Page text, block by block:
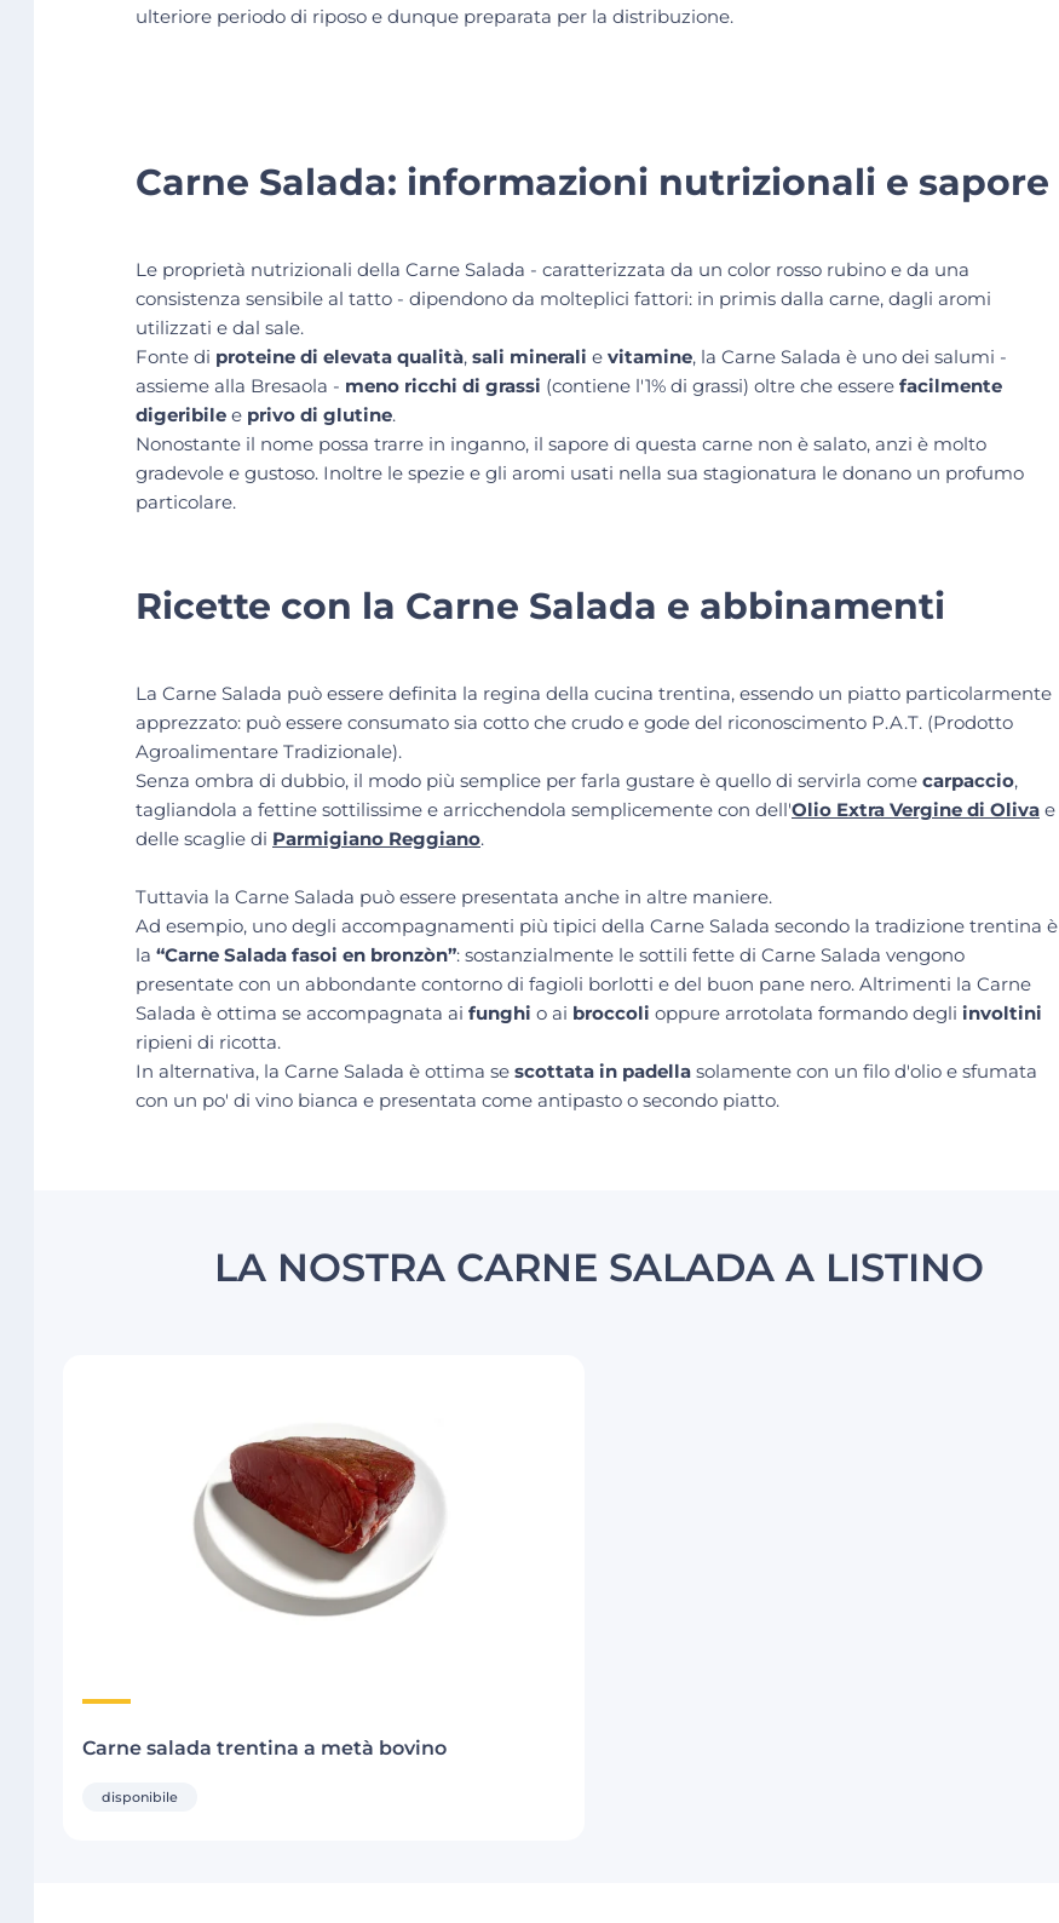
ulteriore periodo di riposo e dunque preparata per la distribuzione.
Carne Salada: informazioni nutrizionali e sapore
Le proprietà nutrizionali della Carne Salada - caratterizzata da un color rosso rubino e da una
consistenza sensibile al tatto - dipendono da molteplici fattori: in primis dalla carne, dagli aromi
utilizzati e dal sale.
Fonte di proteine di elevata qualità, sali minerali e vitamine, la Carne Salada è uno dei salumi -
assieme alla Bresaola - meno ricchi di grassi (contiene l'1% di grassi) oltre che essere facilmente
digeribile e privo di glutine.
Nonostante il nome possa trarre in inganno, il sapore di questa carne non è salato, anzi è molto
gradevole e gustoso. Inoltre le spezie e gli aromi usati nella sua stagionatura le donano un profumo
particolare.
Ricette con la Carne Salada e abbinamenti
La Carne Salada può essere definita la regina della cucina trentina, essendo un piatto particolarmente
apprezzato: può essere consumato sia cotto che crudo e gode del riconoscimento P.A.T. (Prodotto
Agroalimentare Tradizionale).
Senza ombra di dubbio, il modo più semplice per farla gustare è quello di servirla come carpaccio,
tagliandola a fettine sottilissime e arricchendola semplicemente con dell'Olio Extra Vergine di Oliva e
delle scaglie di Parmigiano Reggiano.
Tuttavia la Carne Salada può essere presentata anche in altre maniere.
Ad esempio, uno degli accompagnamenti più tipici della Carne Salada secondo la tradizione trentina è
la “Carne Salada fasoi en bronzòn”: sostanzialmente le sottili fette di Carne Salada vengono
presentate con un abbondante contorno di fagioli borlotti e del buon pane nero. Altrimenti la Carne
Salada è ottima se accompagnata ai funghi o ai broccoli oppure arrotolata formando degli involtini
ripieni di ricotta.
In alternativa, la Carne Salada è ottima se scottata in padella solamente con un filo d'olio e sfumata
con un po' di vino bianca e presentata come antipasto o secondo piatto.
LA NOSTRA CARNE SALADA A LISTINO
Carne salada trentina a metà bovino
disponibile